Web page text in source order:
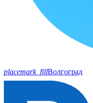
placemark_fillВолгоград